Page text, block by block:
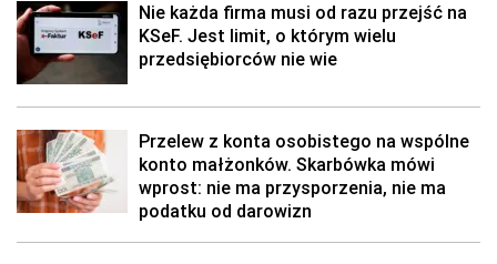
Nie każda firma musi od razu przejść na
KSeF. Jest limit, o którym wielu
przedsiębiorców nie wie
Przelew z konta osobistego na wspólne
konto małżonków. Skarbówka mówi
wprost: nie ma przysporzenia, nie ma
podatku od darowizn